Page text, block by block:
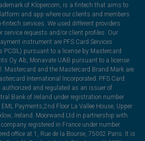
of Klopercom, is a fintech that aims to
and app where our clients and members
services. We used different providers
requests and/or client profiles. Our
instrument are PFS Card Services
pursuant to a license by Mastercard
Oy Ab, Monavate UAB pursuant to a license
Mastercard and the Mastercard Brand Mark are
International Incorporated. PFS Card
authorized and regulated as an issuer of
Bank of Ireland under registration number
Payments,2nd Floor La Vallee House, Upper
Ireland. Moorwand Ltd in partnership with
registered in France under number
office at 1, Rue de la Bourse, 75002 Paris. It is